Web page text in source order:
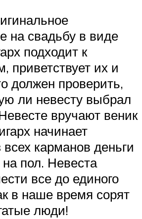
на свадьбу в виде
подходит к
приветствует их и
должен проверить,
ли невесту выбрал
вручают веник
начинает
всех карманов деньги
пол. Невеста
все до единого
в наше время сорят
люди!